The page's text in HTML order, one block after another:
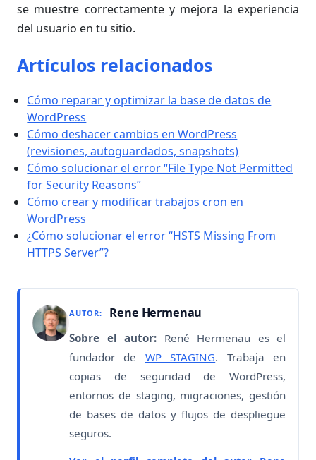
se muestre correctamente y mejora la experiencia
del usuario en tu sitio.
Artículos relacionados
Cómo reparar y optimizar la base de datos de
WordPress
Cómo deshacer cambios en WordPress
(revisiones, autoguardados, snapshots)
Cómo solucionar el error “File Type Not Permitted
for Security Reasons”
Cómo crear y modificar trabajos cron en
WordPress
¿Cómo solucionar el error “HSTS Missing From
HTTPS Server”?
AUTOR: Rene Hermenau
Sobre el autor: René Hermenau es el
fundador de WP STAGING. Trabaja en
copias de seguridad de WordPress,
entornos de staging, migraciones, gestión
de bases de datos y flujos de despliegue
seguros.